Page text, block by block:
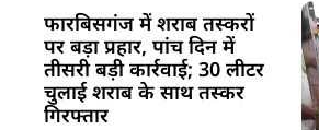
फारबिसगंज में शराब तस्करों
पर बड़ा प्रहार, पांच दिन में
तीसरी बड़ी कार्रवाई; 30 लीटर
चुलाई शराब के साथ तस्कर
गिरफ्तार